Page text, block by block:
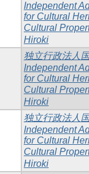
Independent
for Cultural
Cultural
Hiroki
独立行政法人
Independent
for Cultural
Cultural
Hiroki
独立行政法人
Independent
for Cultural
Cultural
Hiroki